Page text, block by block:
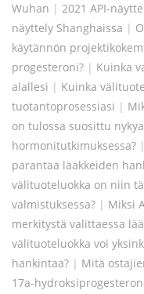
Wuhan | 2021 API-
näyttely Shanghaissa |
käytännön
progesteroni? | Kuinka
alallesi | Kuinka
tuotantoprosessiasi |
on tulossa suosittu
hormonitutkimuksessa? |
parantaa lääkkeiden
välituoteluokka on niin
valmistuksessa? | Miksi
merkitystä valittaessa
välituoteluokka voi
hankintaa? | Mitä
17a-